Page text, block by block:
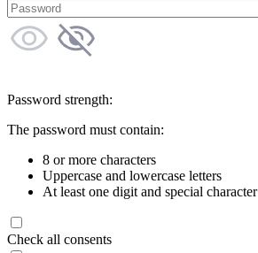
Password strength:
The password must contain:
8 or more characters
Uppercase and lowercase letters
At least one digit and special character
Check all consents